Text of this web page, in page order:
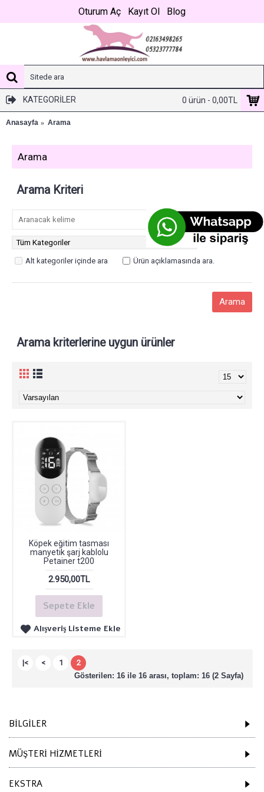
Oturum Aç Kayıt Ol Blog
0 ürün - 0,00TL
KATEGORILER
Anasayfa Arama
Arama
Arama Kriteri
Alt kategoriler içinde ara Ürün açıklamasında ara.
Arama kriterlerine uygun ürünler
Köpek eğitim tasması
manyetik şarj kablolu
Petainer t200
2.950,00TL
Sepete Ekle
Alışveriş Listeme Ekle
|< < 1
2
Gösterilen: 16 ile 16 arası, toplam: 16 (2 Sayfa)
BILGILER
MÜŞTERI HIZMETLERI
EKSTRA